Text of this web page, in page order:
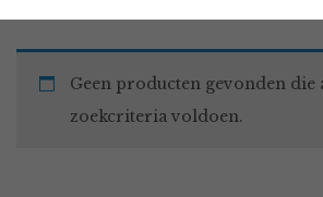
Geen producten gevonden die
zoekcriteria voldoen.